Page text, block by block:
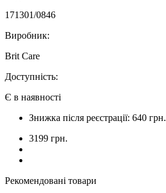
171301/0846
Виробник:
Brit Care
Доступність:
Є в наявності
Знижка після реєстрації: 640 грн.
3199 грн.
Рекомендовані товари